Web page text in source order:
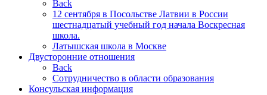
Back
12 сентября в Посольстве Латвии в России
шестнадцатый учебный год начала Воскресная
школа.
Латышская школа в Москве
Двусторонние отношения
Back
Cотрудничество в области образования
Консульская информация